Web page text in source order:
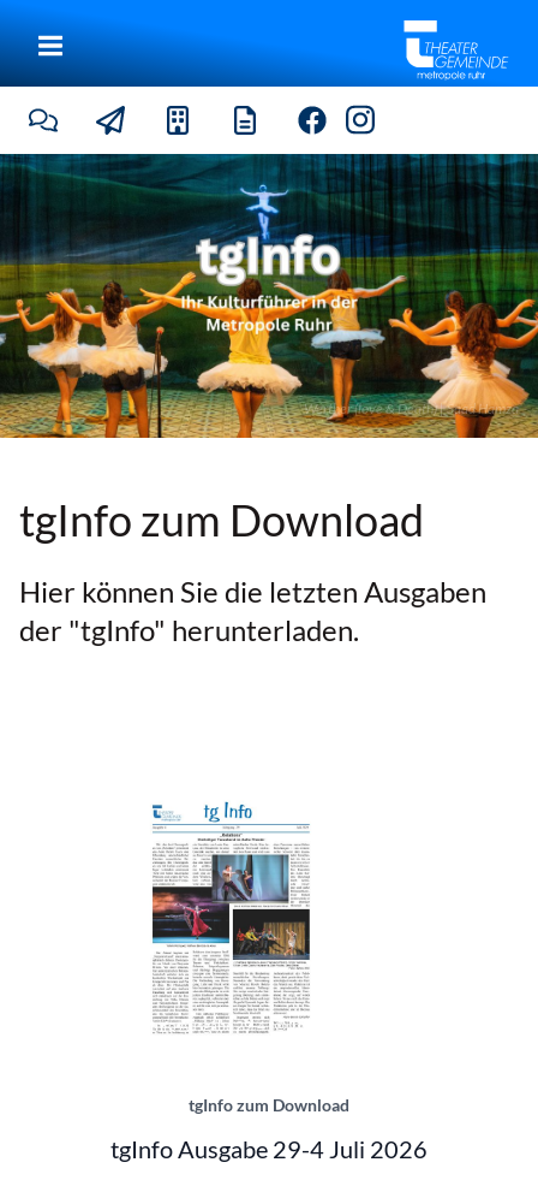
Werther (love & Death) | Saad Hamza
tgInfo zum Download
Hier können Sie die letzten Ausgaben
der "tgInfo" herunterladen.
tgInfo Ausgabe 29-4 | © Theatergemeinde
tgInfo zum Download
tgInfo Ausgabe 29-4 Juli 2026